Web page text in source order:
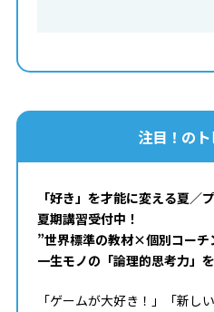
注目！の
「好き」を才能に変える夏／
夏期講習受付中！
”世界標準の教材×個別コーチ
一生モノの「論理的思考力」
「ゲームが大好き！」「新し